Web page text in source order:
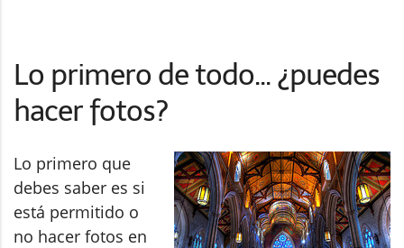
Lo primero de todo... ¿puedes
hacer fotos?
Lo primero que
debes saber es si
está permitido o
no hacer fotos en